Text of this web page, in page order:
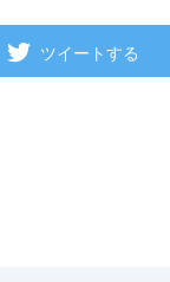
ツイートする